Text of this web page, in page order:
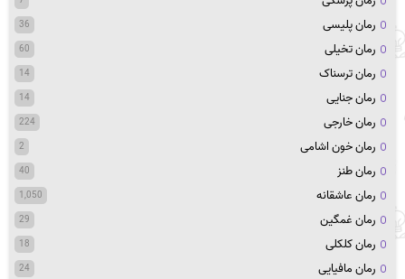
رمان پلیسی 36
رمان تخیلی 60
رمان ترسناک 14
رمان جنایی 14
رمان خارجی 224
رمان خون اشامی 2
رمان طنز 40
رمان عاشقانه 1,050
رمان غمگین 29
رمان کلکلی 18
رمان مافیایی 24